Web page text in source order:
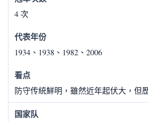
4 次
1934、1938、1982、2006
防守传統鮮明，雖然近年起伏大，但